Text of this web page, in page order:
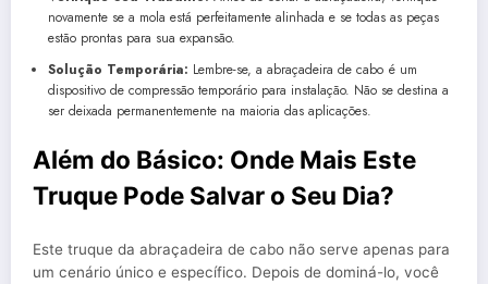
novamente se a mola está perfeitamente alinhada e se todas as peças
estão prontas para sua expansão.
Solução Temporária: Lembre-se, a abraçadeira de cabo é um
dispositivo de compressão temporário para instalação. Não se destina a
ser deixada permanentemente na maioria das aplicações.
Além do Básico: Onde Mais Este
Truque Pode Salvar o Seu Dia?
Este truque da abraçadeira de cabo não serve apenas para
um cenário único e específico. Depois de dominá-lo, você